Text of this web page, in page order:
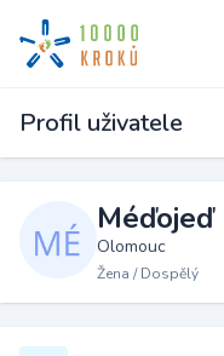
Profil uživatele
Méďojeď
Olomouc
Žena / Dospělý